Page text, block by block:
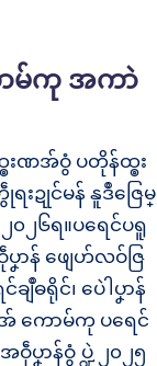
ာမ်ကု အကာဲ
ၜးဏအ်ဝွံ ပတိုန်ထ္ၜး
းဍုင်မန် နူဒဳဇြေမ္
၂၀၂၆ရ။ပရေင်ပရူ
န် ဖျေဟ်လဝ်ဇြ
ဓရိုင်၊ ပေဲါပၞာန်
ကောမ်ကု ပရေင်
ာန်ဝွံ ပ္ဍဲ ၂၀၂၅